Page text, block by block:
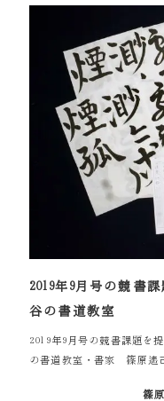
2019年9月号の競書
谷の書道教室
2019年9月号の競書課題を
の書道教室・書家 篠原
篠